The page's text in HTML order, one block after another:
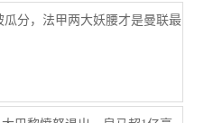
分，法甲两大妖腰才是曼联最